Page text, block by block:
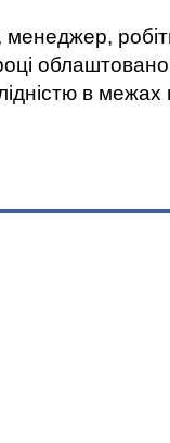
менеджер,
в межах